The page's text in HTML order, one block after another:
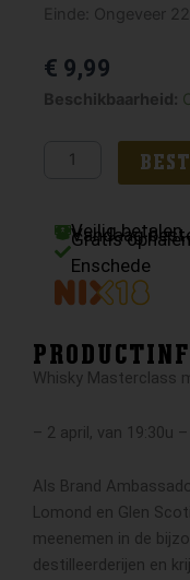
Einde: Ongeveer
€ 9,99
Beschikbaarheid:
Symington
Malandro
Veilig betalen
Vandaag
Gratis
Enschede
Whisky Masterclass
– 2 april, van 19:30u
Als Brand
Lomond en Glen
meenemen in de
destilleerderijen en